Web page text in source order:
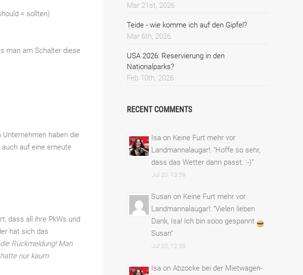
= sollten)
man am Schalter diese
haben die
auf eine erneute
dass all ihre PkWs und
hat sich das
Rückmeldung! Man
nur kaum
Mar 21st, 2026
Teide - wie komme ich auf den Gipfel?
Mar 6th, 2026
USA 2026: Reservierung in den
Nationalparks?
Feb 10th, 2026
RECENT COMMENTS
Isa on Keine Furt mehr vor
Landmannalaugar!: “Hoffe so sehr,
dass das Wetter dann passt. :-)”
Jul 20, 13:59
Susan on Keine Furt mehr vor
Landmannalaugar!: “Vielen lieben
Dank, Isa! Ich bin sooo gespannt
Susan”
Jul 20, 12:38
Isa on Abzocke bei der Mietwagen-